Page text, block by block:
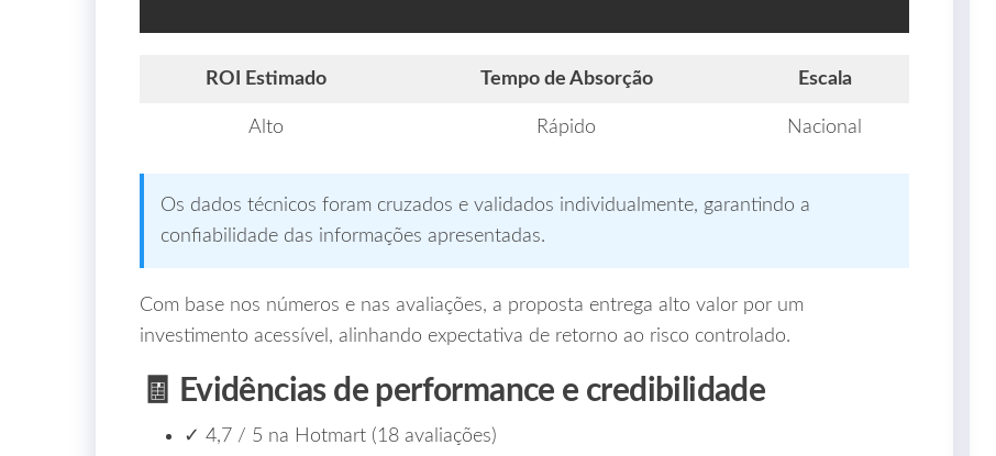
ROI Estimado Tempo de Absorção Escala
Alto Rápido Nacional
Os dados técnicos foram cruzados e validados individualmente, garantindo a
confiabilidade das informações apresentadas.
Com base nos números e nas avaliações, a proposta entrega alto valor por um
investimento acessível, alinhando expectativa de retorno ao risco controlado.
🧾 Evidências de performance e credibilidade
✓ 4,7 / 5 na Hotmart (18 avaliações)